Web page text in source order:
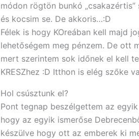
módon rögtön bunkó
és kocsim se. De akkoris…:D
Félek is hogy KOreában kell majd
lehetőségem meg pénzem. De ott
mert szerintem sok időnek el kell
KRESZhez :D Itthon is elég szőke
Hol csúsztunk el?
Pont tegnap beszélgettem az
hogy az egyik ismerőse
készülve hogy ott az emberek ki